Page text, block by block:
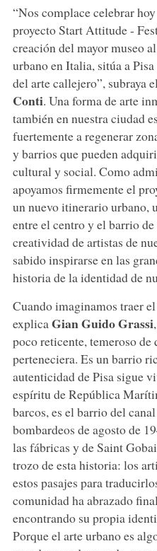
“Nos complace celebrar
proyecto Start Attitude -
creación del mayor museo
urbano en Italia, sitúa a
del arte callejero”, subraya
Conti. Una forma de arte
también en nuestra ciudad
fuertemente a regenerar
y barrios que pueden
cultural y social. Como
apoyamos firmemente el
un nuevo itinerario urbano,
entre el centro y el barrio
creatividad de artistas de
sabido inspirarse en las
historia de la identidad de
Cuando imaginamos traer
explica Gian Guido Grassi
poco reticente, temeroso de
perteneciera. Es un barrio
autenticidad de Pisa sigue
espíritu de República
barcos, es el barrio del
bombardeos de agosto de
las fábricas y de Saint
trozo de esta historia: los
estos pasajes para
comunidad ha abrazado
encontrando su propia
Porque el arte urbano es